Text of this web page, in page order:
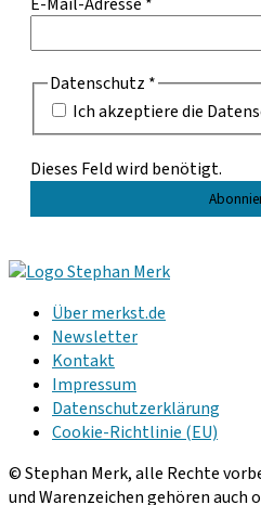
Datenschutz *
Ich akzeptiere die
Dieses Feld wird benötigt.
Über merkst.de
Newsletter
Kontakt
Impressum
Datenschutzerklärung
Cookie-Richtlinie (EU)
© Stephan Merk, alle Rechte
und Warenzeichen gehören auch